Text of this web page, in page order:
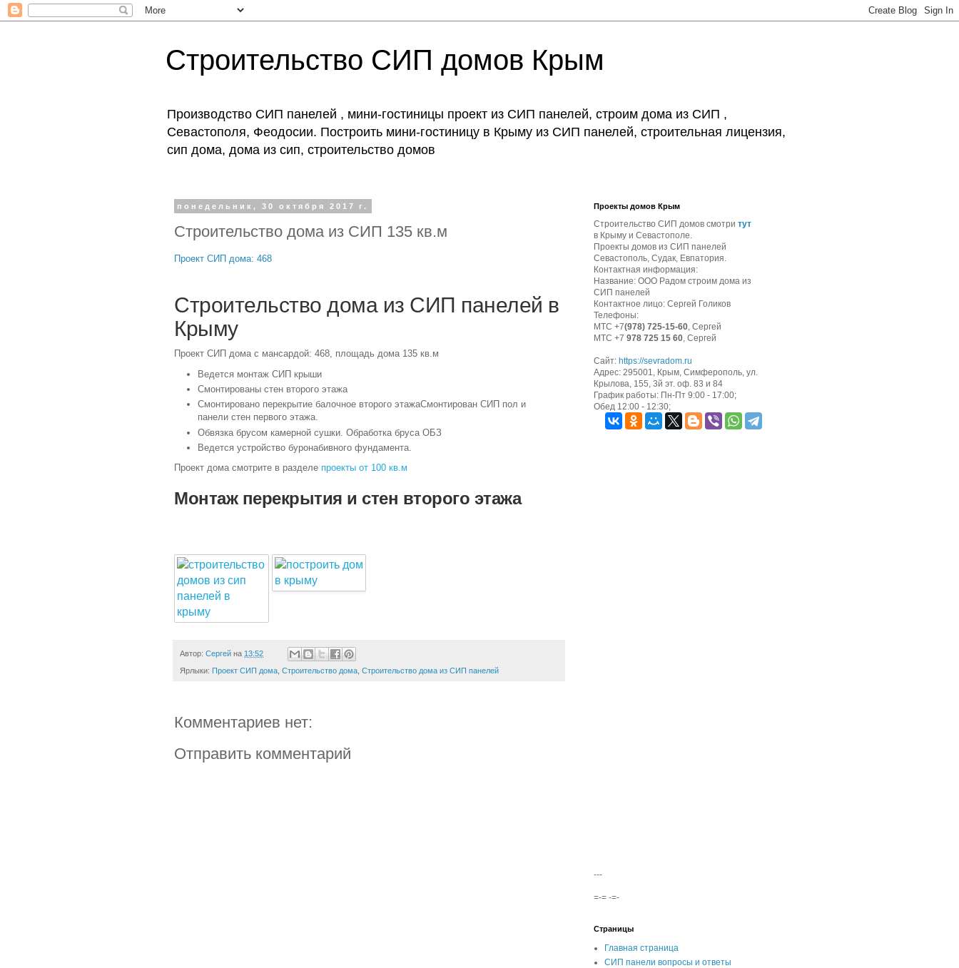
Строительство СИП домов Крым
Производство СИП панелей , мини-гостиницы проект из СИП панелей, строим дома из СИП ,
Севастополя, Феодосии. Построить мини-гостиницу в Крыму из СИП панелей, строительная лицензия,
сип дома, дома из сип, строительство домов
понедельник, 30 октября 2017 г.
Строительство дома из СИП 135 кв.м
Проект СИП дома: 468
Строительство дома из СИП панелей в
Крыму
Проект СИП дома с мансардой: 468, площадь дома 135 кв.м
Ведется монтаж СИП крыши
Смонтированы стен второго этажа
Смонтировано перекрытие балочное второго этажаСмонтирован СИП пол и
панели стен первого этажа.
Обвязка брусом камерной сушки. Обработка бруса ОБЗ
Ведется устройство буронабивного фундамента.
Проект дома смотрите в разделе проекты от 100 кв.м
Монтаж перекрытия и стен второго этажа
Автор: Сергей на 13:52
Ярлыки: Проект СИП дома Строительство дома Строительство дома из СИП панелей
Комментариев нет:
Отправить комментарий
Проекты домов Крым
Строительство СИП домов смотри тут
в Крыму и Севастополе.
Проекты домов из СИП панелей
Севастополь, Судак, Евпатория.
Контактная информация:
Название: ООО Радом строим дома из
СИП панелей
Контактное лицо: Сергей Голиков
Телефоны:
МТС +7(978) 725-15-60, Сергей
МТС +7 978 725 15 60, Сергей
Сайт: https://sevradom.ru
Адрес: 295001, Крым, Симферополь, ул.
Крылова, 155, 3й эт. оф. 83 и 84
График работы: Пн-Пт 9:00 - 17:00;
Обед 12:00 - 12:30;
---
=-= -=-
Страницы
Главная страница
СИП панели вопросы и ответы